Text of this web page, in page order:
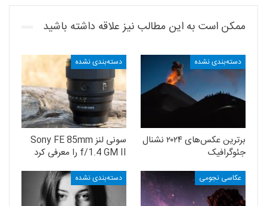
ممکن است به این مطالب نیز علاقه داشته باشید
دسته‌بندی نشده
برترین عکس‌های ۲۰۲۴ نشنال
جئوگرافیک
دسته‌بندی نشده
سونی لنز Sony FE 85mm
f/1.4 GM II را معرفی کرد
عکاسی نجومی دسته‌بندی نشده